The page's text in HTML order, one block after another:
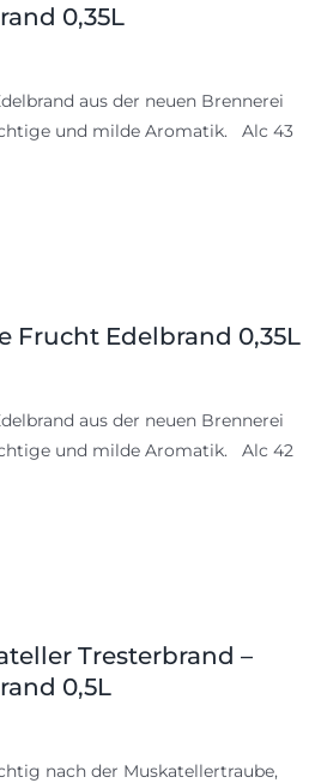
0,35L
aus der neuen Brennerei
und milde Aromatik. Alc 43
Frucht Edelbrand 0,35L
aus der neuen Brennerei
und milde Aromatik. Alc 42
Tresterbrand –
0,5L
nach der Muskatellertraube,